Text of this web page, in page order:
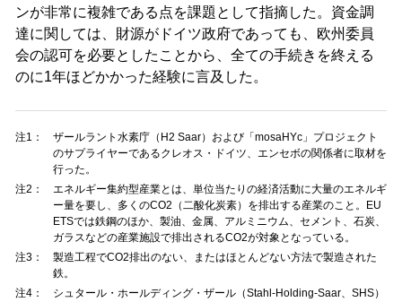
ンが非常に複雑である点を課題として指摘した。資金調
達に関しては、財源がドイツ政府であっても、欧州委員
会の認可を必要としたことから、全ての手続きを終える
のに1年ほどかかった経験に言及した。
注1：
ザールラント水素庁（H2 Saar）および「mosaHYc」プロジェクト
のサプライヤーであるクレオス・ドイツ、エンセボの関係者に取材を
行った。
注2：
エネルギー集約型産業とは、単位当たりの経済活動に大量のエネルギ
ー量を要し、多くのCO2（二酸化炭素）を排出する産業のこと。EU
ETSでは鉄鋼のほか、製油、金属、アルミニウム、セメント、石炭、
ガラスなどの産業施設で排出されるCO2が対象となっている。
注3：
製造工程でCO2排出のない、またはほとんどない方法で製造された
鉄。
注4：
シュタール・ホールディング・ザール（Stahl-Holding-Saar、SHS）